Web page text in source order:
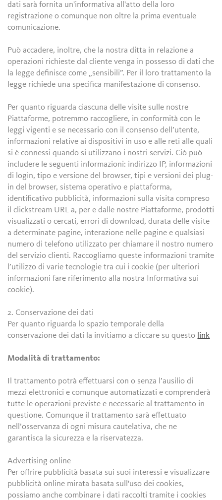
dati sarà fornita un'informativa all'atto della loro
registrazione o comunque non oltre la prima eventuale
comunicazione.
Può accadere, inoltre, che la nostra ditta in relazione a
operazioni richieste dal cliente venga in possesso di dati che
la legge definisce come „sensibili”. Per il loro trattamento la
legge richiede una specifica manifestazione di consenso.
Per quanto riguarda ciascuna delle visite sulle nostre
Piattaforme, potremmo raccogliere, in conformità con le
leggi vigenti e se necessario con il consenso dell’utente,
informazioni relative ai dispositivi in uso e alle reti alle quali
si è connessi quando si utilizzano i nostri servizi. Ciò può
includere le seguenti informazioni: indirizzo IP, informazioni
di login, tipo e versione del browser, tipi e versioni dei plug-
in del browser, sistema operativo e piattaforma,
identificativo pubblicità, informazioni sulla visita compreso
il clickstream URL a, per e dalle nostre Piattaforme, prodotti
visualizzati o cercati, errori di download, durata delle visite
a determinate pagine, interazione nelle pagine e qualsiasi
numero di telefono utilizzato per chiamare il nostro numero
del servizio clienti. Raccogliamo queste informazioni tramite
l’utilizzo di varie tecnologie tra cui i cookie (per ulteriori
informazioni fare riferimento alla nostra Informativa sui
cookie).
2. Conservazione dei dati
Per quanto riguarda lo spazio temporale della
conservazione dei dati la invitiamo a cliccare su questo link
Modalità di trattamento:
Il trattamento potrà effettuarsi con o senza l’ausilio di
mezzi elettronici e comunque automatizzati e comprenderà
tutte le operazioni previste e necessarie al trattamento in
questione. Comunque il trattamento sarà effettuato
nell’osservanza di ogni misura cautelativa, che ne
garantisca la sicurezza e la riservatezza.
Advertising online
Per offrire pubblicità basata sui suoi interessi e visualizzare
pubblicità online mirata basata sull'uso dei cookies,
possiamo anche combinare i dati raccolti tramite i cookies